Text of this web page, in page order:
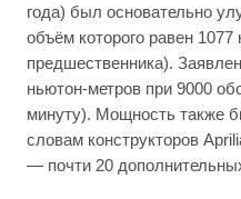
года) был основательно
объём которого равен
предшественника).
ньютон-метров при 9000
минуту). Мощность также
словам конструкторов
— почти 20